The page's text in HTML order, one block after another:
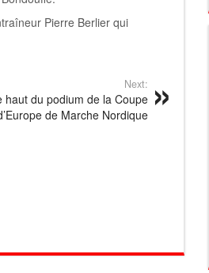
Pierre Berlier qui
Next:
haut du podium de la Coupe
de Marche Nordique